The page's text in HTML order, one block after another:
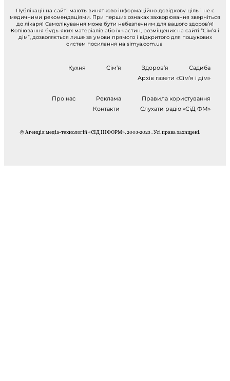
Публікації на сайті мають винятково інформаційно-довідкову ціль і не є
медичними рекомендаціями. При перших ознаках захворювання зверніться
до лікаря! Самолікування може бути небезпечним для вашого здоров’я!
Копіювання будь-яких матеріалів або їх частин, розміщених на сайті “Сім’я і
дім”, дозволяється лише за умови прямого і відкритого для пошукових
систем посилання на simya.com.ua
Кухня Сім’я Здоров’я
Садиба
Архів газети «Сім’я і дім»
Про нас Реклама
Правила користування
Контакти
Слухати радіо «СіД ФМ»
© Агенція медіа-технологій «СІД ІНФОРМ», 2003-2023 . Усі права захищені.